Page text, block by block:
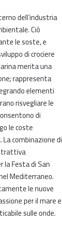
dell’industria
Ciò
le soste, e
di crociere
merita una
rappresenta
elementi
risvegliare le
di
le coste
combinazione di
la Festa di San
Mediterraneo.
le nuove
per il mare e
sulle onde.
Monde :
Tunisie
of the 2026
della
2026
de la
2026